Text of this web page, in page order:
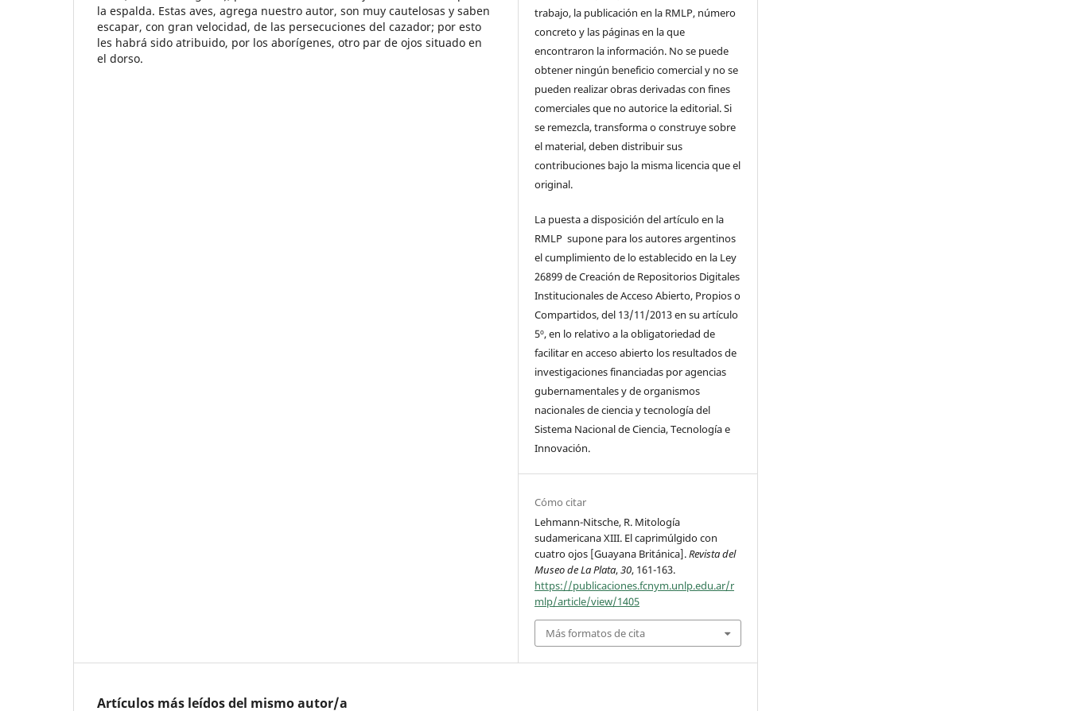
la espalda. Estas aves, agrega nuestro autor, son muy cautelosas y saben
escapar, con gran velocidad, de las persecuciones del cazador; por esto
les habrá sido atribuido, por los aborígenes, otro par de ojos situado en
el dorso.
trabajo, la publicación en la RMLP, número
concreto y las páginas en la que
encontraron la información. No se puede
obtener ningún beneficio comercial y no se
pueden realizar obras derivadas con fines
comerciales que no autorice la editorial. Si
se remezcla, transforma o construye sobre
el material, deben distribuir sus
contribuciones bajo la misma licencia que el
original.
La puesta a disposición del artículo en la
RMLP supone para los autores argentinos
el cumplimiento de lo establecido en la Ley
26899 de Creación de Repositorios Digitales
Institucionales de Acceso Abierto, Propios o
Compartidos, del 13/11/2013 en su artículo
5º, en lo relativo a la obligatoriedad de
facilitar en acceso abierto los resultados de
investigaciones financiadas por agencias
gubernamentales y de organismos
nacionales de ciencia y tecnología del
Sistema Nacional de Ciencia, Tecnología e
Innovación.
Cómo citar
Lehmann-Nitsche, R. Mitología
sudamericana XIII. El caprimúlgido con
cuatro ojos [Guayana Británica].Revista del
Museo de La Plata,30, 161-163.
https://publicaciones.fcnym.unlp.edu.ar/r
mlp/article/view/1405
Más formatos de cita
Artículos más leídos del mismo autor/a